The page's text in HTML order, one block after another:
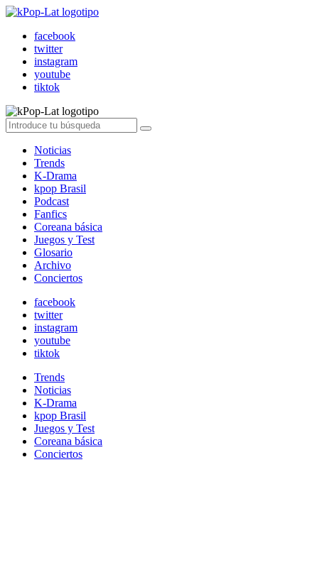
facebook
twitter
instagram
youtube
tiktok
Noticias
Trends
K-Drama
kpop Brasil
Podcast
Fanfics
Coreana básica
Juegos y Test
Glosario
Archivo
Conciertos
facebook
twitter
instagram
youtube
tiktok
Trends
Noticias
K-Drama
kpop Brasil
Juegos y Test
Coreana básica
Conciertos